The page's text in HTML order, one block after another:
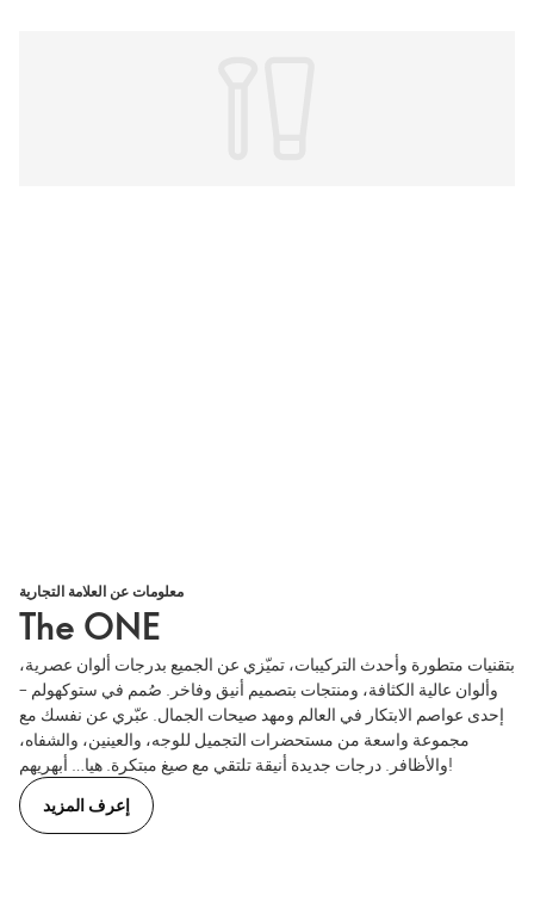
معلومات عن العلامة التجارية
The ONE
بتقنيات متطورة وأحدث التركيبات، تميّزي عن الجميع بدرجات ألوان عصرية،
وألوان عالية الكثافة، ومنتجات بتصميم أنيق وفاخر. صُمم في ستوكهولم –
إحدى عواصم الابتكار في العالم ومهد صيحات الجمال. عبّري عن نفسك مع
مجموعة واسعة من مستحضرات التجميل للوجه، والعينين، والشفاه،
والأظافر. درجات جديدة أنيقة تلتقي مع صيغ مبتكرة. هيا… أبهريهم!
إعرف المزيد